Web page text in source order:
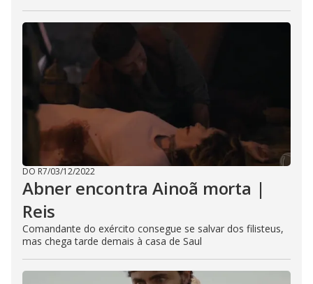
DO R7/03/12/2022
Abner encontra Ainoã morta |
Reis
Comandante do exército consegue se salvar dos filisteus,
mas chega tarde demais à casa de Saul